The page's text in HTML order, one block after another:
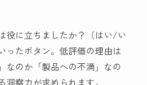
役に立ちましたか？（はい/い
ったボタン。低評価の理由は
なのか「製品への不満」なの
洞察力が求められます。